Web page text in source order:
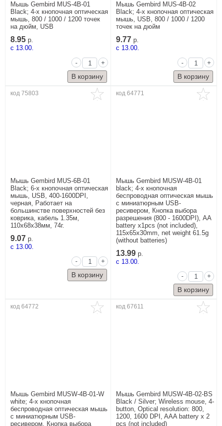
Мышь Gembird MUS-4B-01
Black; 4-х кнопочная оптическая
мышь, 800 / 1000 / 1200 точек
на дюйм, USB
8.95 р.
c 13.00.
-
+
Мышь Gembird MUS-4B-02
Black; 4-х кнопочная оптическая
мышь, USB, 800 / 1000 / 1200
точек на дюйм
9.77 р.
c 13.00.
-
+
код 75803
Мышь Gembird MUS-6B-01
Black; 6-х кнопочная оптическая
мышь, USB, 400-1600DPI,
черная, Работает на
большинстве поверхностей без
коврика, кабель 1.35м,
110x68x38мм, 74г.
9.07 р.
c 13.00.
-
+
код 64771
Мышь Gembird MUSW-4B-01
black; 4-х кнопочная
беспроводная оптическая мышь
с миниатюрным USB-
ресивером, Кнопка выбора
разрешения (800 - 1600DPI), AA
battery x1pcs (not included),
115x65x30mm, net weight 61.5g
(without batteries)
13.99 р.
c 13.00.
-
+
код 64772
Мышь Gembird MUSW-4B-01-W
white; 4-х кнопочная
беспроводная оптическая мышь
с миниатюрным USB-
ресивером, Кнопка выбора
код 67611
Мышь Gembird MUSW-4B-02-BS
Black / Silver; Wireless mouse, 4-
button, Optical resolution: 800,
1200, 1600 DPI, AAA battery x 2
pcs (not included)